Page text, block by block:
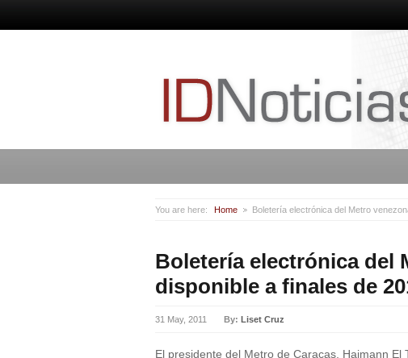
You are here: Home Boletería electrónica del Metro
Boletería electrónica del
disponible a finales de
31 May, 2011 By: Liset Cruz
El presidente del Metro de Caracas, Haimann El